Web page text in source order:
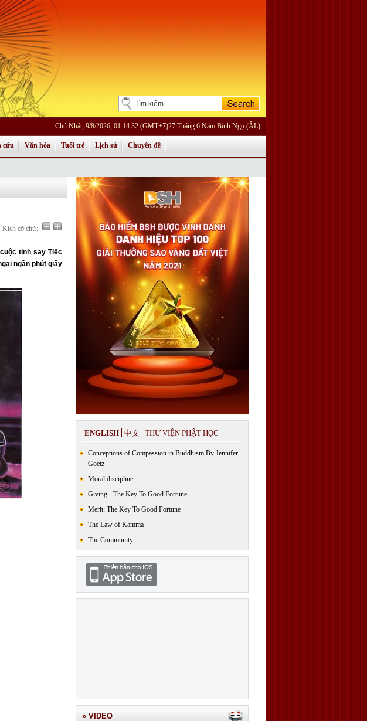
Chủ Nhật, 9/8/2026, 01:14:32 (GMT+7)27 Tháng 6 Năm Bính Ngọ (ÂL)
cứu Văn hóa Tuổi trẻ Lịch sử Chuyên đề
Kích cỡ chữ:
tỉnh say Tiếc
ngần phút giây
ENGLISH 中文 THƯ VIỆN PHẬT HỌC
Conceptions of Compassion in Buddhism By Jennifer
Goetz
Moral discipline
Giving - The Key To Good Fortune
Merit: The Key To Good Fortune
The Law of Kamma
The Community
» VIDEO